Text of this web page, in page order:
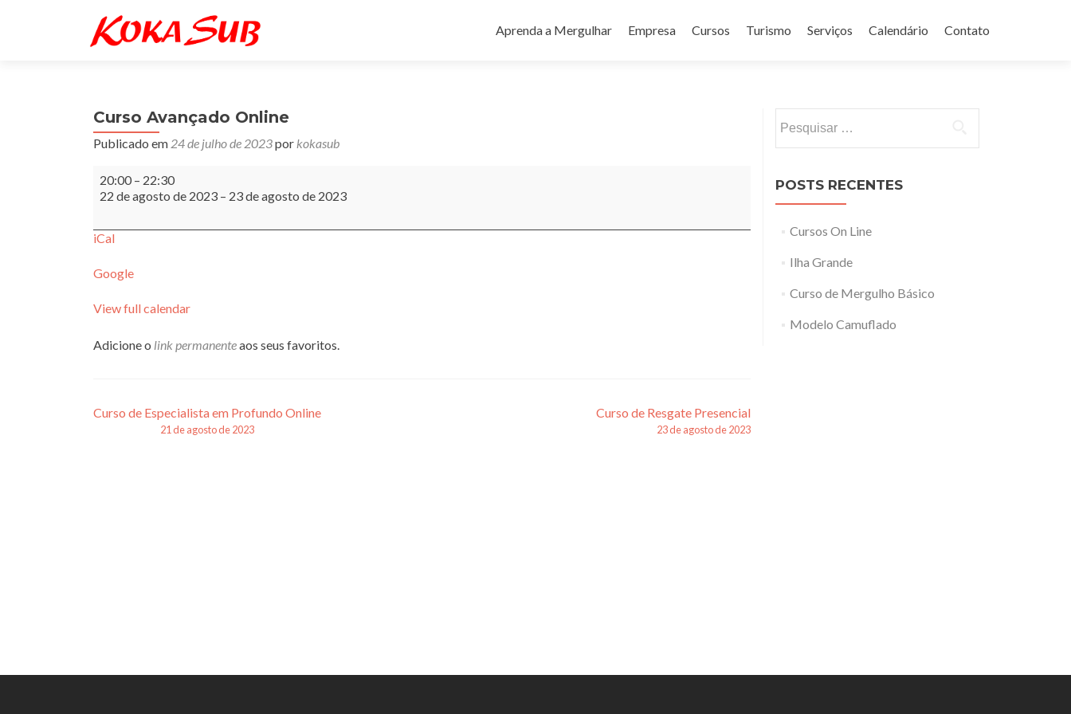
para
Aprenda a Mergulhar Empresa Cursos Turismo Serviços Calendário Contato
Curso Avançado Online
Publicado em 24 de julho de 2023por kokasub
Curso
Avançado
Online
20:00 – 22:30
22 de agosto de 2023 – 23 de agosto de 2023
iCal
Google
View full calendar
Adicione o link permanenteaos seus favoritos.
Navegação
Curso de Especialista em Profundo Online
21 de agosto de 2023
Curso de Resgate Presencial
23 de agosto de 2023
por:
POSTS RECENTES
Cursos On Line
Ilha Grande
Curso de Mergulho Básico
Modelo Camuflado